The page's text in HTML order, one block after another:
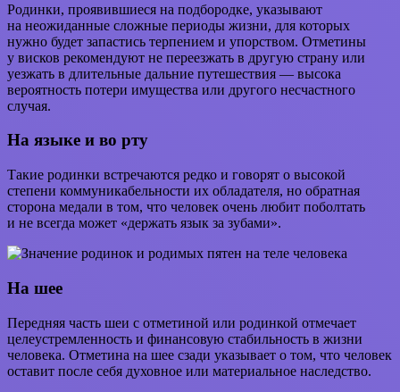
Родинки, проявившиеся на подбородке, указывают
на неожиданные сложные периоды жизни, для которых
нужно будет запастись терпением и упорством. Отметины
у висков рекомендуют не переезжать в другую страну или
уезжать в длительные дальние путешествия — высока
вероятность потери имущества или другого несчастного
случая.
На языке и во рту
Такие родинки встречаются редко и говорят о высокой
степени коммуникабельности их обладателя, но обратная
сторона медали в том, что человек очень любит поболтать
и не всегда может «держать язык за зубами».
На шее
Передняя часть шеи с отметиной или родинкой отмечает
целеустремленность и финансовую стабильность в жизни
человека. Отметина на шее сзади указывает о том, что человек
оставит после себя духовное или материальное наследство.